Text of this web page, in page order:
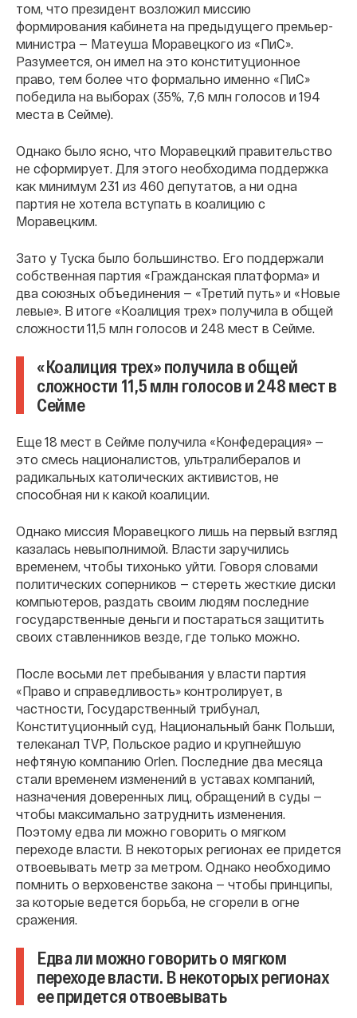
том, что президент возложил миссию
формирования кабинета на предыдущего премьер-
министра — Матеуша Моравецкого из «ПиС».
Разумеется, он имел на это конституционное
право, тем более что формально именно «ПиС»
победила на выборах (35%, 7,6 млн голосов и 194
места в Сейме).
Однако было ясно, что Моравецкий правительство
не сформирует. Для этого необходима поддержка
как минимум 231 из 460 депутатов, а ни одна
партия не хотела вступать в коалицию с
Моравецким.
Зато у Туска было большинство. Его поддержали
собственная партия «Гражданская платформа» и
два союзных объединения — «Третий путь» и «Новые
левые». В итоге «Коалиция трех» получила в общей
сложности 11,5 млн голосов и 248 мест в Сейме.
«Коалиция трех» получила в общей
сложности 11,5 млн голосов и 248 мест в
Сейме
Еще 18 мест в Сейме получила «Конфедерация» —
это смесь националистов, ультралибералов и
радикальных католических активистов, не
способная ни к какой коалиции.
Однако миссия Моравецкого лишь на первый взгляд
казалась невыполнимой. Власти заручились
временем, чтобы тихонько уйти. Говоря словами
политических соперников — стереть жесткие диски
компьютеров, раздать своим людям последние
государственные деньги и постараться защитить
своих ставленников везде, где только можно.
После восьми лет пребывания у власти партия
«Право и справедливость» контролирует, в
частности, Государственный трибунал,
Конституционный суд, Национальный банк Польши,
телеканал TVP, Польское радио и крупнейшую
нефтяную компанию Orlen. Последние два месяца
стали временем изменений в уставах компаний,
назначения доверенных лиц, обращений в суды —
чтобы максимально затруднить изменения.
Поэтому едва ли можно говорить о мягком
переходе власти. В некоторых регионах ее придется
отвоевывать метр за метром. Однако необходимо
помнить о верховенстве закона — чтобы принципы,
за которые ведется борьба, не сгорели в огне
сражения.
Едва ли можно говорить о мягком
переходе власти. В некоторых регионах
ее придется отвоевывать